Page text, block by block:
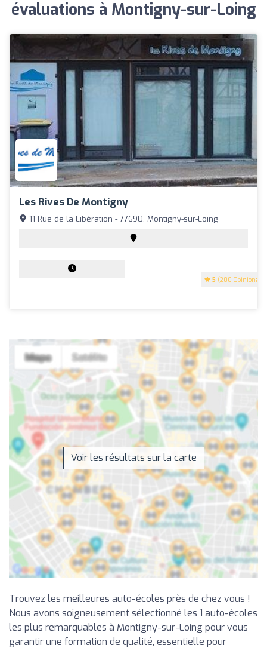
évaluations à Montigny-sur-Loing
Les Rives De Montigny
5 (200 Opinions)
11 Rue de la Libération - 77690, Montigny-sur-Loing
Voir les résultats sur la carte
Trouvez les meilleures auto-écoles près de chez vous !
Nous avons soigneusement sélectionné les 1 auto-écoles
les plus remarquables à Montigny-sur-Loing pour vous
garantir une formation de qualité, essentielle pour